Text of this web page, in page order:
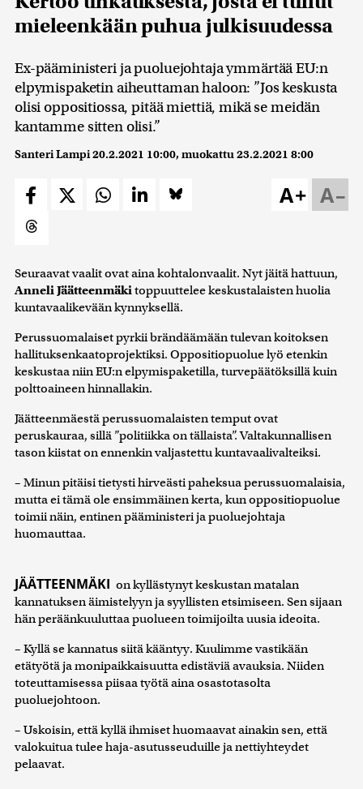
mieleenkään puhua julkisuudessa
Ex-pääministeri ja puoluejohtaja ymmärtää EU:n
elpymispaketin aiheuttaman haloon: ”Jos keskusta
olisi oppositiossa, pitää miettiä, mikä se meidän
kantamme sitten olisi.”
Santeri Lampi20.2.2021 10:00, muokattu23.2.2021 8:00
A–
A+
Seuraavat vaalit ovat aina kohtalonvaalit. Nyt jäitä hattuun,
Anneli Jäätteenmäkitoppuuttelee keskustalaisten huolia
kuntavaalikevään kynnyksellä.
Perussuomalaiset pyrkii brändäämään tulevan koitoksen
hallituksenkaatoprojektiksi. Oppositiopuolue lyö etenkin
keskustaa niin EU:n elpymispaketilla, turvepäätöksillä kuin
polttoaineen hinnallakin.
Jäätteenmäestä perussuomalaisten temput ovat
peruskauraa, sillä ”politiikka on tällaista”. Valtakunnallisen
tason kiistat on ennenkin valjastettu kuntavaalivalteiksi.
– Minun pitäisi tietysti hirveästi paheksua perussuomalaisia,
mutta ei tämä ole ensimmäinen kerta, kun oppositiopuolue
toimii näin, entinen pääministeri ja puoluejohtaja
huomauttaa.
JÄÄTTEENMÄKI on kyllästynyt keskustan matalan
kannatuksen äimistelyyn ja syyllisten etsimiseen. Sen sijaan
hän peräänkuuluttaa puolueen toimijoilta uusia ideoita.
– Kyllä se kannatus siitä kääntyy. Kuulimme vastikään
etätyötä ja monipaikkaisuutta edistäviä avauksia. Niiden
toteuttamisessa piisaa työtä aina osastotasolta
puoluejohtoon.
– Uskoisin, että kyllä ihmiset huomaavat ainakin sen, että
valokuitua tulee haja-asutusseuduille ja nettiyhteydet
pelaavat.